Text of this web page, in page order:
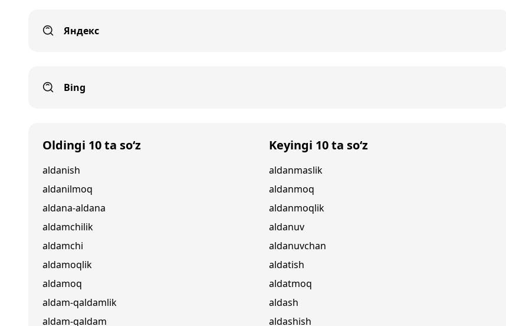
Яндекс
Bing
Oldingi 10 ta so‘z
aldanish
aldanilmoq
aldana-aldana
aldamchilik
aldamchi
aldamoqlik
aldamoq
aldam-qaldamlik
aldam-qaldam
Keyingi 10 ta so‘z
aldanmaslik
aldanmoq
aldanmoqlik
aldanuv
aldanuvchan
aldatish
aldatmoq
aldash
aldashish